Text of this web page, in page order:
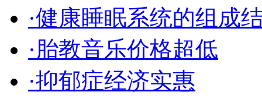
·健康睡眠系统的组成
·胎教音乐价格超低
·抑郁症经济实惠